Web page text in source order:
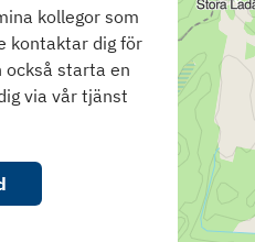
kollegor som
kontaktar dig för
också starta en
via vår tjänst